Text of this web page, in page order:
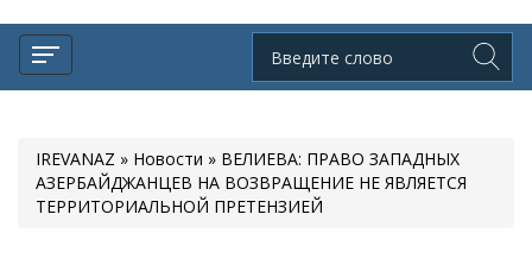
IREVANAZ » Новости » ВЕЛИЕВА: ПРАВО ЗАПАДНЫХ
АЗЕРБАЙДЖАНЦЕВ НА ВОЗВРАЩЕНИЕ НЕ ЯВЛЯЕТСЯ
ТЕРРИТОРИАЛЬНОЙ ПРЕТЕНЗИЕЙ